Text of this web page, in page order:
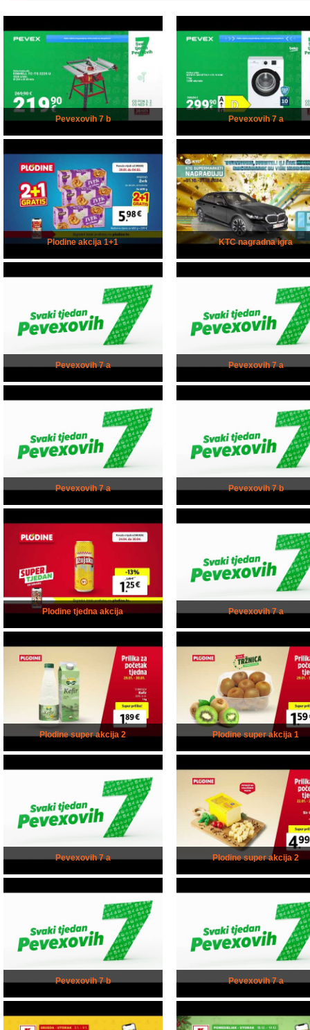
Pevexovih 7 b Pevexovih 7 a
Plodine akcija 1+1 KTC nagradna igra
Pevexovih 7 a Pevexovih 7 a
Pevexovih 7 a Pevexovih 7 b
Plodine tjedna akcija Pevexovih 7 a
Plodine super akcija 2 Plodine super akcija 1
Pevexovih 7 a Plodine super akcija 2
Pevexovih 7 b Pevexovih 7 a